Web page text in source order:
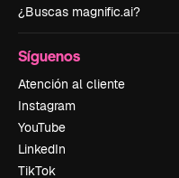
¿Buscas magnific.ai?
Síguenos
Atención al cliente
Instagram
YouTube
LinkedIn
TikTok